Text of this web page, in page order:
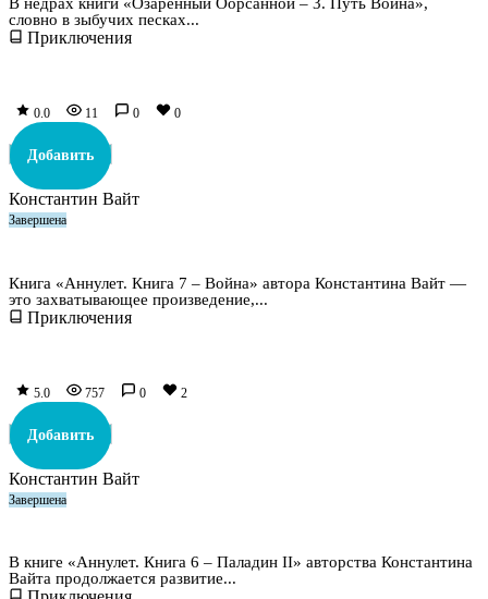
В недрах книги «Озаренный Оорсанной – 3. Путь Воина»,
словно в зыбучих песках...
Приключения
0.0 11 0 0
Добавить
Константин Вайт
Завершена
Книга «Аннулет. Книга 7 – Война» автора Константина Вайт —
это захватывающее произведение,...
Приключения
5.0 757 0 2
Добавить
Константин Вайт
Завершена
В книге «Аннулет. Книга 6 – Паладин II» авторства Константина
Вайта продолжается развитие...